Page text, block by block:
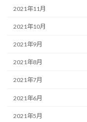
2021年11月
2021年10月
2021年9月
2021年8月
2021年7月
2021年6月
2021年5月